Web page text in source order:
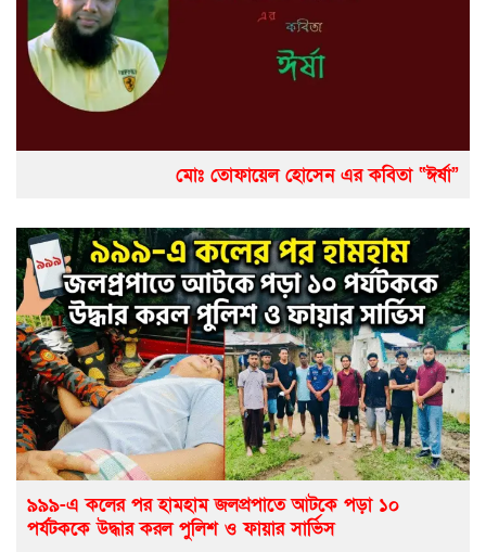
মোঃ তোফায়েল হোসেন এর কবিতা “ঈর্ষা”
৯৯৯-এ কলের পর হামহাম জলপ্রপাতে আটকে পড়া ১০
পর্যটককে উদ্ধার করল পুলিশ ও ফায়ার সার্ভিস